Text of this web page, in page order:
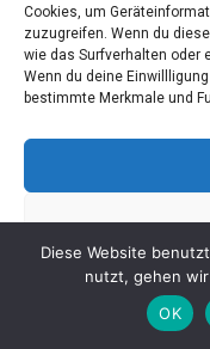
Cookies, um
zuzugreifen. Wenn du
wie das Surfverhalten oder
Wenn du deine
bestimmte Merkmale und
Coo­kie-
Diese Website
nutzt, gehen
OK